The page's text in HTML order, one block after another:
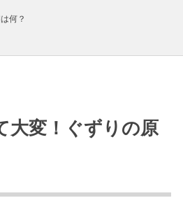
何？
大変！ぐずりの原